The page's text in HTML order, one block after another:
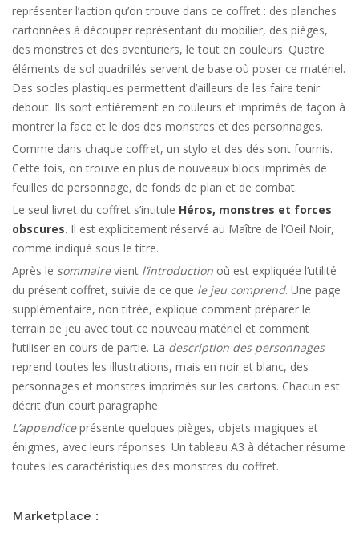
représenter l’action qu’on trouve dans ce coffret : des planches
cartonnées à découper représentant du mobilier, des pièges,
des monstres et des aventuriers, le tout en couleurs. Quatre
éléments de sol quadrillés servent de base où poser ce matériel.
Des socles plastiques permettent d’ailleurs de les faire tenir
debout. Ils sont entièrement en couleurs et imprimés de façon à
montrer la face et le dos des monstres et des personnages.
Comme dans chaque coffret, un stylo et des dés sont fournis.
Cette fois, on trouve en plus de nouveaux blocs imprimés de
feuilles de personnage, de fonds de plan et de combat.
Le seul livret du coffret s’intitule Héros, monstres et forces
obscures. Il est explicitement réservé au Maître de l’Oeil Noir,
comme indiqué sous le titre.
Après le sommairevient l’introduction où est expliquée l’utilité
du présent coffret, suivie de ce que le jeu comprend. Une page
supplémentaire, non titrée, explique comment préparer le
terrain de jeu avec tout ce nouveau matériel et comment
l’utiliser en cours de partie. La description des personnages
reprend toutes les illustrations, mais en noir et blanc, des
personnages et monstres imprimés sur les cartons. Chacun est
décrit d’un court paragraphe.
L’appendiceprésente quelques pièges, objets magiques et
énigmes, avec leurs réponses. Un tableau A3 à détacher résume
toutes les caractéristiques des monstres du coffret.
Marketplace :